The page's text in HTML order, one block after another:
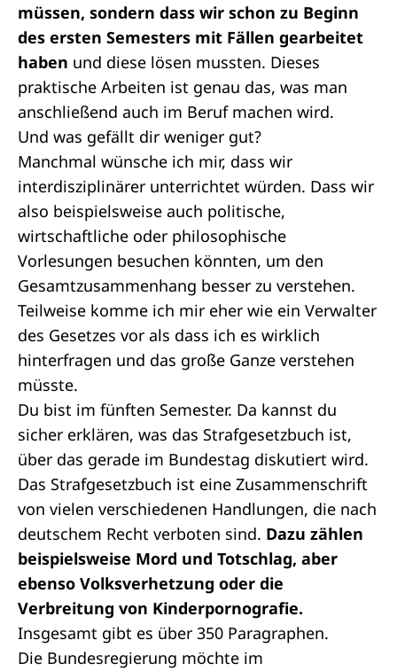
müssen, sondern dass wir schon zu Beginn
des ersten Semesters mit Fällen gearbeitet
haben und diese lösen mussten. Dieses
praktische Arbeiten ist genau das, was man
anschließend auch im Beruf machen wird.
Und was gefällt dir weniger gut?
Manchmal wünsche ich mir, dass wir
interdisziplinärer unterrichtet würden. Dass wir
also beispielsweise auch politische,
wirtschaftliche oder philosophische
Vorlesungen besuchen könnten, um den
Gesamtzusammenhang besser zu verstehen.
Teilweise komme ich mir eher wie ein Verwalter
des Gesetzes vor als dass ich es wirklich
hinterfragen und das große Ganze verstehen
müsste.
Du bist im fünften Semester. Da kannst du
sicher erklären, was das Strafgesetzbuch ist,
über das gerade im Bundestag diskutiert wird.
Das Strafgesetzbuch ist eine Zusammenschrift
von vielen verschiedenen Handlungen, die nach
deutschem Recht verboten sind. Dazu zählen
beispielsweise Mord und Totschlag, aber
ebenso Volksverhetzung oder die
Verbreitung von Kinderpornografie.
Insgesamt gibt es über 350 Paragraphen.
Die Bundesregierung möchte im